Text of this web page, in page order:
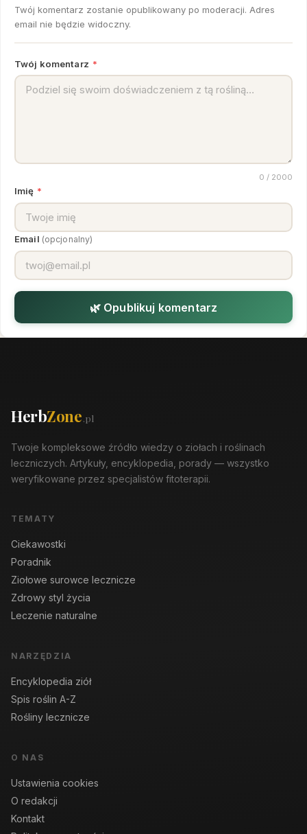
Twój komentarz zostanie opublikowany po moderacji. Adres
email nie będzie widoczny.
Twój komentarz *
0 / 2000
Imię *
Email (opcjonalny)
🌿 Opublikuj komentarz
HerbZone.pl
Twoje kompleksowe źródło wiedzy o ziołach i roślinach
leczniczych. Artykuły, encyklopedia, porady — wszystko
weryfikowane przez specjalistów fitoterapii.
TEMATY
Ciekawostki
Poradnik
Ziołowe surowce lecznicze
Zdrowy styl życia
Leczenie naturalne
NARZĘDZIA
Encyklopedia ziół
Spis roślin A-Z
Rośliny lecznicze
O NAS
Ustawienia cookies
O redakcji
Kontakt